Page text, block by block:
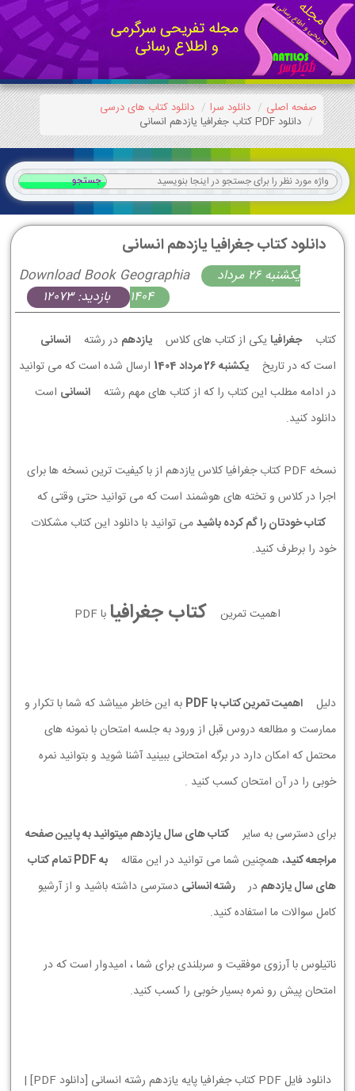
صفحه اصلی دانلود سرا
دانلود کتاب های درسی
دانلود PDF کتاب جغرافیا یازدهم انسانی
دانلود کتاب جغرافیا یازدهم انسانی
Download Book Geographia
يكشنبه 26 مرداد
1404
بازدید: 12073
کتاب جغرافیا یکی از کتاب های کلاس یازدهم در رشته
انسانی
است که در تاریخ
يكشنبه 26 مرداد 1404
ارسال شده است که می توانید
در ادامه مطلب این کتاب را که از کتاب های مهم رشته
انسانی است
دانلود کنید.
نسخه PDF کتاب جغرافیا کلاس یازدهم از با کیفیت ترین نسخه ها برای
اجرا در کلاس و تخته های هوشمند است که می توانید حتی وقتی که
کتاب خودتان را گم کرده باشیدمی توانید با دانلود این کتاب مشکلات
خود را برطرف کنید.
اهمیت تمرین کتاب جغرافیا با PDF
دلیل اهمیت تمرین کتاب با PDF
به این خاطر میباشد که شما با تکرار و
ممارست و مطالعه دروس قبل از ورود به جلسه امتحان با نمونه های
محتمل که امکان دارد در برگه امتحانی ببینید آشنا شوید و بتوانید نمره
خوبی را در آن امتحان کسب کنید .
برای دسترسی به سایر
کتاب های سال یازدهم میتوانید به پایین صفحه
مراجعه کنید، همچنین شما می توانید در این مقاله
به PDF تمام کتاب
های سال یازدهم در رشته انسانی دسترسی داشته باشید و از آرشیو
کامل سوالات ما استفاده کنید.
ناتیلوس با آرزوی موفقیت و سربلندی برای شما ، امیدوار است که در
امتحان پیش رو نمره بسیار خوبی را کسب کنید.
دانلود فایل PDF کتاب جغرافیا پایه یازدهم رشته انسانی [دانلود PDF] |